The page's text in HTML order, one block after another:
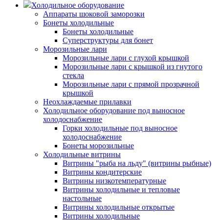
Холодильное оборудование
Аппараты шоковой заморозки
Бонеты холодильные
Бонеты холодильные
Суперструктуры для бонет
Морозильные лари
Морозильные лари с глухой крышкой
Морозильные лари с крышкой из гнутого
стекла
Морозильные лари с прямой прозрачной
крышкой
Неохлаждаемые прилавки
Холодильное оборудование под выносное
холодоснабжение
Горки холодильные под выносное
холодоснабжение
Бонеты морозильные
Холодильные витрины
Витрины "рыба на льду" (витрины рыбные)
Витрины кондитерские
Витрины низкотемпературные
Витрины холодильные и тепловые
настольные
Витрины холодильные открытые
Витрины холодильные